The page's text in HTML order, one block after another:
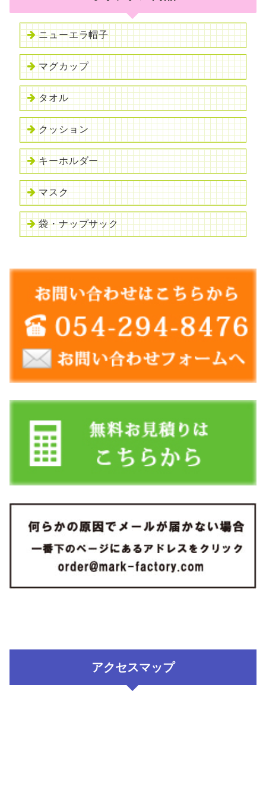
ニューエラ帽子
マグカップ
タオル
クッション
キーホルダー
マスク
袋・ナップサック
アクセスマップ